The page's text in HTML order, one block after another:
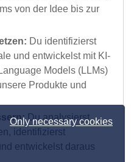
Only necessary cookies
von der Idee bis zur
Du identifizierst
und entwickelst mit KI-
Models (LLMs)
Produkte und
Du analysierst
identifizierst
entwickelst daraus